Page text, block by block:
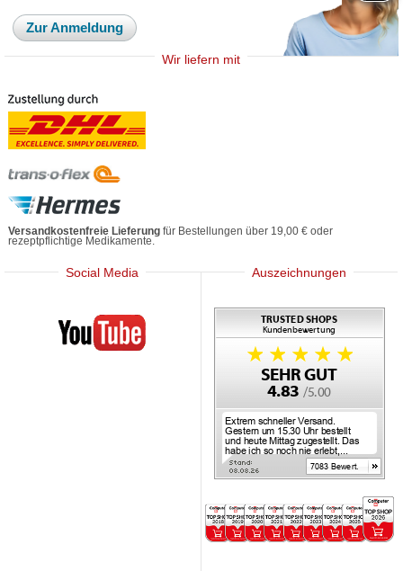
Zur Anmeldung
Wir liefern mit
Versandkostenfreie Lieferung für Bestellungen über 19,00 € oder
rezeptpflichtige Medikamente.
Social Media
Mediherz
Auszeichnungen